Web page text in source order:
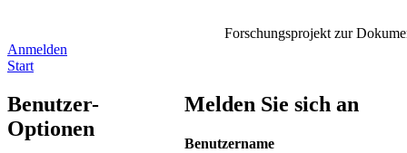
Forschungsprojekt zur
Anmelden
Start
Benutzer-
Optionen
Melden Sie sich an
Benutzername